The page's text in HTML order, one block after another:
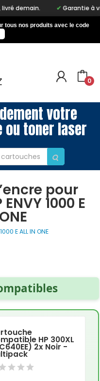
demain. Garantie à vie
tous nos produits avec le code
0
votre
toner laser
pour
1000 E
E ALL IN ONE
HP 300XL
2x Noir -